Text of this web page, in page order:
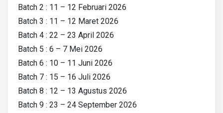
Batch 2 : 11 – 12 Februari 2026
Batch 3 : 11 – 12 Maret 2026
Batch 4 : 22 – 23 April 2026
Batch 5 : 6 – 7 Mei 2026
Batch 6 : 10 – 11 Juni 2026
Batch 7 : 15 – 16 Juli 2026
Batch 8 : 12 – 13 Agustus 2026
Batch 9 : 23 – 24 September 2026